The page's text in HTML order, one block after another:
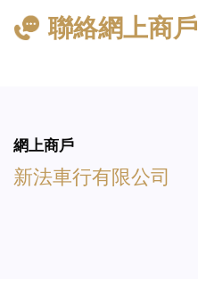
聯絡網上商戶
網上商戶
新法車行有限公司